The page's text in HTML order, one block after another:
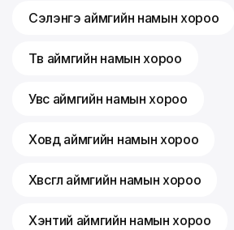
Сэлэнгэ аймгийн намын хороо
Төв аймгийн намын хороо
Увс аймгийн намын хороо
Ховд аймгийн намын хороо
Хөвсгөл аймгийн намын хороо
Хэнтий аймгийн намын хороо